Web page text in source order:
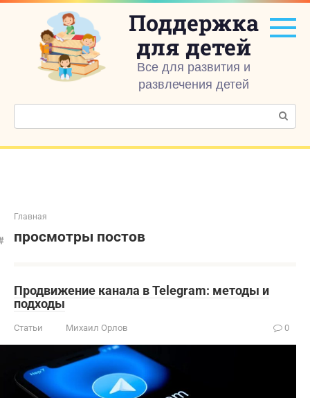
Перейти
контенту
Поддержка
для детей
Все для развития и
развлечения детей
Поиск:
Главная
просмотры постов
Продвижение канала в Telegram: методы и
подходы
Статьи Михаил Орлов 0